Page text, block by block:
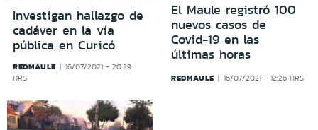
Investigan hallazgo de
cadáver en la vía
pública en Curicó
REDMAULE
16/07/2021 - 20:29
HRS
El Maule registró 100
nuevos casos de
Covid-19 en las
últimas horas
REDMAULE 16/07/2021 - 12:26 HRS